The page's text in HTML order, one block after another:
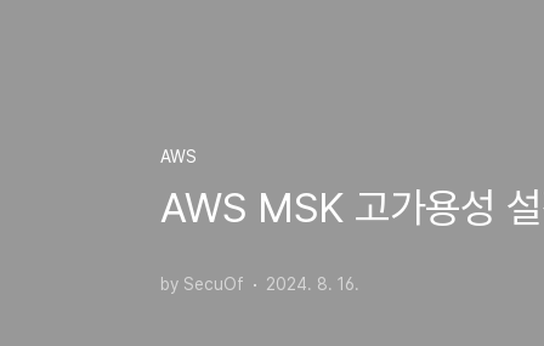
AWS
AWS MSK 고가용성
by SecuOf 2024. 8. 16.